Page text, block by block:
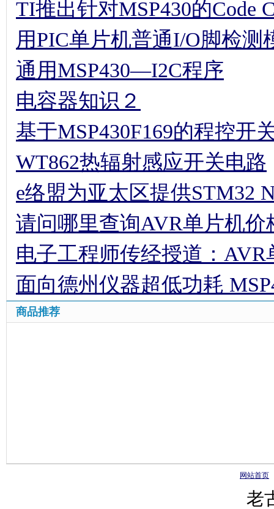
TI推出针对MSP430的Code
用PIC单片机普通I/O脚检测
通用MSP430—I2C程序
电容器知识２
基于MSP430F169的程控开
WT862热辐射感应开关电路
e络盟为亚太区提供STM32
请问哪里查询AVR单片机
电子工程师传经授道：
面向德州仪器超低功耗
商品推荐
网站首页
老